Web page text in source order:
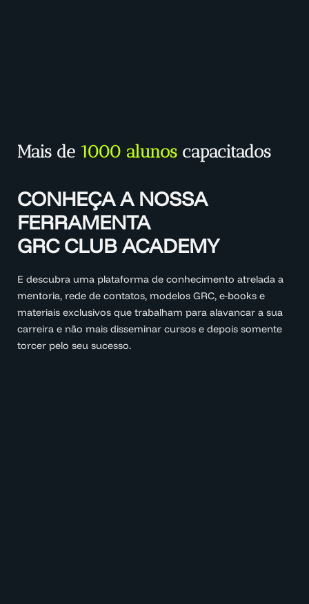
Mais de 1000 alunos capacitados
CONHEÇA A NOSSA
FERRAMENTA
GRC CLUB ACADEMY
E descubra uma plataforma de conhecimento atrelada a
mentoria, rede de contatos, modelos GRC, e-books e
materiais exclusivos que trabalham para alavancar a sua
carreira e não mais disseminar cursos e depois somente
torcer pelo seu sucesso.